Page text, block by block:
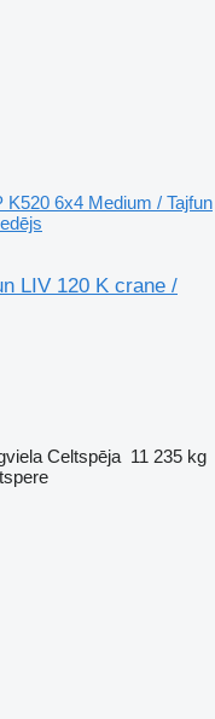
K520 6x4 Medium / Tajfun
LIV 120 K crane /
Celtspēja 11 235 kg